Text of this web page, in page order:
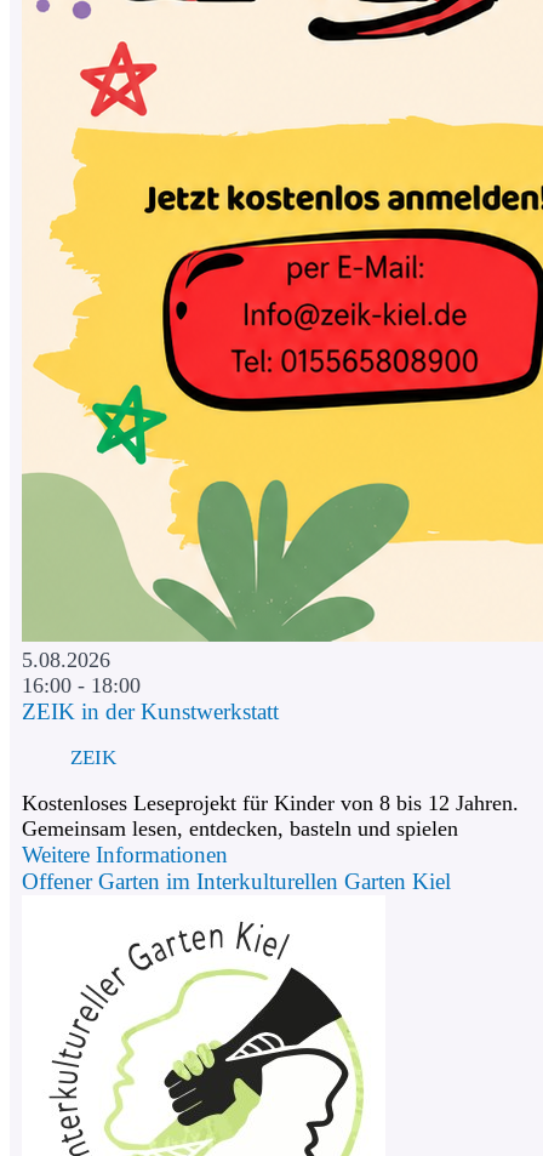
5.08.2026
16:00 - 18:00
ZEIK in der Kunstwerkstatt
ZEIK
Kostenloses Leseprojekt für Kinder von 8 bis 12 Jahren.
Gemeinsam lesen, entdecken, basteln und spielen
Weitere Informationen
Offener Garten im Interkulturellen Garten Kiel